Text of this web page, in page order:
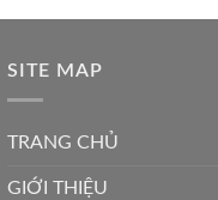
SITE MAP
TRANG CHỦ
GIỚI THIỆU